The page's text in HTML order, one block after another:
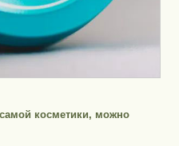
косметики, можно